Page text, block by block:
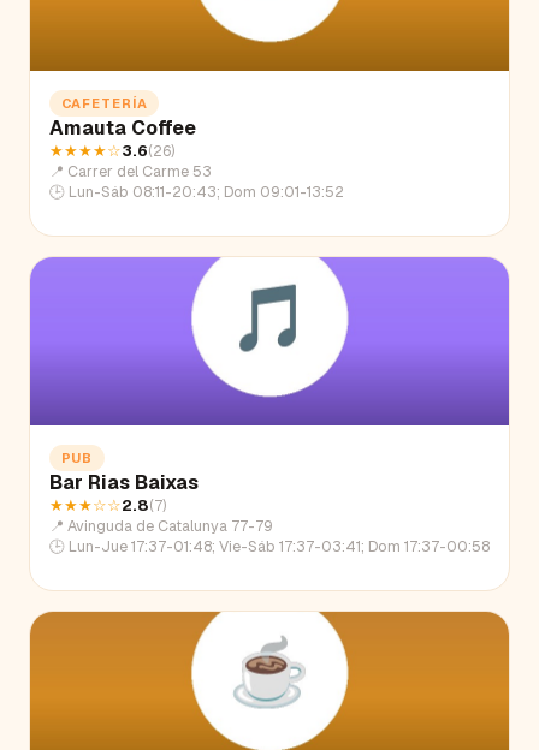
CAFETERÍA
Amauta Coffee
★★★★☆3.6(26)
📍 Carrer del Carme 53
🕒 Lun-Sáb 08:11-20:43; Dom 09:01-13:52
PUB
Bar Rias Baixas
★★★☆☆2.8(7)
📍 Avinguda de Catalunya 77-79
🕒 Lun-Jue 17:37-01:48; Vie-Sáb 17:37-03:41; Dom 17:37-00:58